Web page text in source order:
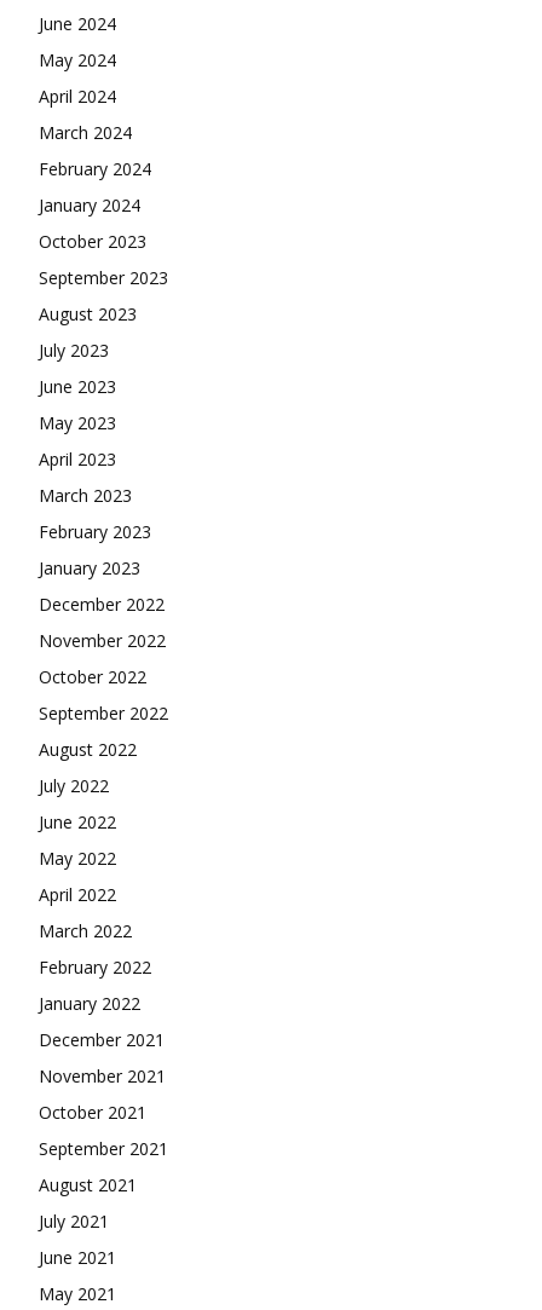
June 2024
May 2024
April 2024
March 2024
February 2024
January 2024
October 2023
September 2023
August 2023
July 2023
June 2023
May 2023
April 2023
March 2023
February 2023
January 2023
December 2022
November 2022
October 2022
September 2022
August 2022
July 2022
June 2022
May 2022
April 2022
March 2022
February 2022
January 2022
December 2021
November 2021
October 2021
September 2021
August 2021
July 2021
June 2021
May 2021